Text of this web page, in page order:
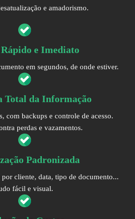
e amadorismo.
Rápido e Imediato
em segundos, de onde estiver.
Total da Informação
com backups e controle de acesso.
perdas e vazamentos.
Padronizada
cliente, data, tipo de documento...
fácil e visual.